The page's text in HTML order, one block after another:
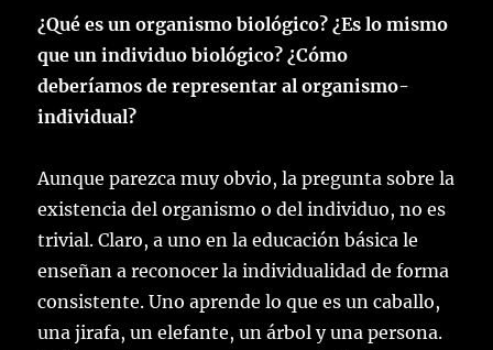
¿Qué es un organismo biológico? ¿Es lo mismo
que un individuo biológico? ¿Cómo
deberíamos de representar al organismo-
individual?
Aunque parezca muy obvio, la pregunta sobre la
existencia del organismo o del individuo, no es
trivial. Claro, a uno en la educación básica le
enseñan a reconocer la individualidad de forma
consistente. Uno aprende lo que es un caballo,
una jirafa, un elefante, un árbol y una persona.